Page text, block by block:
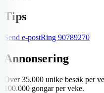
Tips
Send e-postRing 90789270
Annonsering
Over 35.000 unike besøk per
100.000 gongar per veke.